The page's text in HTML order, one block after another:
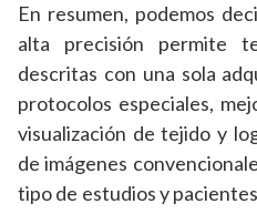
En resumen, podemos
alta precisión permite
descritas con una sola
protocolos especiales,
visualización de tejido y
de imágenes
tipo de estudios y